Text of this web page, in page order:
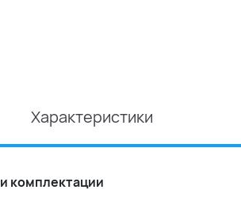
Характеристики
комплектации